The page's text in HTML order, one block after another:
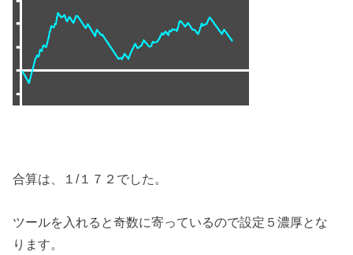
合算は、１/１７２でした。
ツールを入れると奇数に寄っているので設定５濃厚とな
ります。